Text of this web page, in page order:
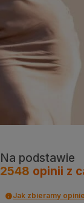
Na podstawie
2548 opinii z
Jak zbieramy